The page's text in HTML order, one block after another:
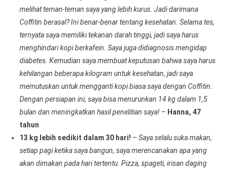
melihat teman-teman saya yang lebih kurus. Jadi darimana
Coffitin berasal? Ini benar-benar tentang kesehatan. Selama tes,
ternyata saya memiliki tekanan darah tinggi, jadi saya harus
menghindari kopi berkafein. Saya juga didiagnosis mengidap
diabetes. Kemudian saya membuat keputusan bahwa saya harus
kehilangan beberapa kilogram untuk kesehatan, jadi saya
memutuskan untuk mengganti kopi biasa saya dengan Coffitin.
Dengan persiapan ini, saya bisa menurunkan 14 kg dalam 1,5
bulan dan meningkatkan hasil penelitian saya!– Hanna, 47
tahun
13 kg lebih sedikit dalam 30 hari! – Saya selalu suka makan,
setiap pagi ketika saya bangun, saya merencanakan apa yang
akan dimakan pada hari tertentu. Pizza, spageti, irisan daging